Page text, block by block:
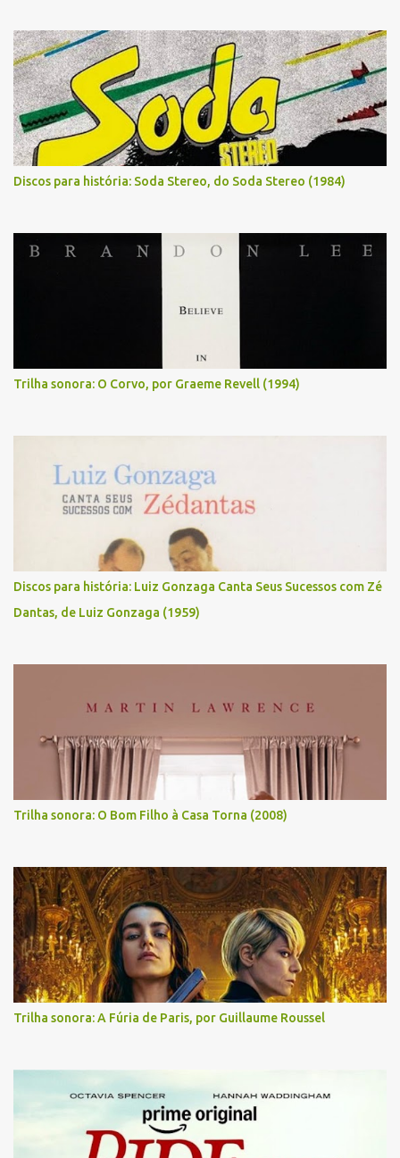
Discos para história: Soda Stereo, do Soda Stereo (1984)
Trilha sonora: O Corvo, por Graeme Revell (1994)
Discos para história: Luiz Gonzaga Canta Seus Sucessos com Zé
Dantas, de Luiz Gonzaga (1959)
Trilha sonora: O Bom Filho à Casa Torna (2008)
Trilha sonora: A Fúria de Paris, por Guillaume Roussel